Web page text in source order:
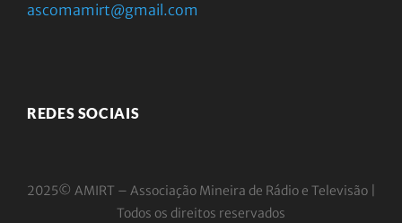
ascomamirt@gmail.com
REDES SOCIAIS
2025© AMIRT – Associação Mineira de Rádio e Televisão |
Todos os direitos reservados